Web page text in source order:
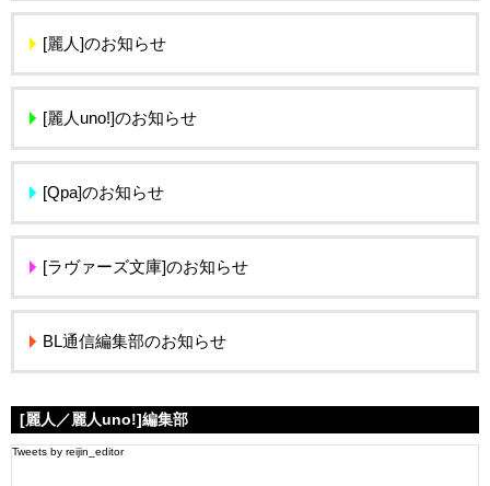
[麗人]のお知らせ
[麗人uno!]のお知らせ
[Qpa]のお知らせ
[ラヴァーズ文庫]のお知らせ
BL通信編集部のお知らせ
[麗人／麗人uno!]編集部
Tweets by reijin_editor